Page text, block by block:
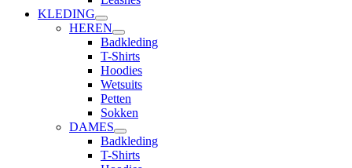
KLEDING
HEREN
Badkleding
T-Shirts
Hoodies
Wetsuits
Petten
Sokken
DAMES
Badkleding
T-Shirts